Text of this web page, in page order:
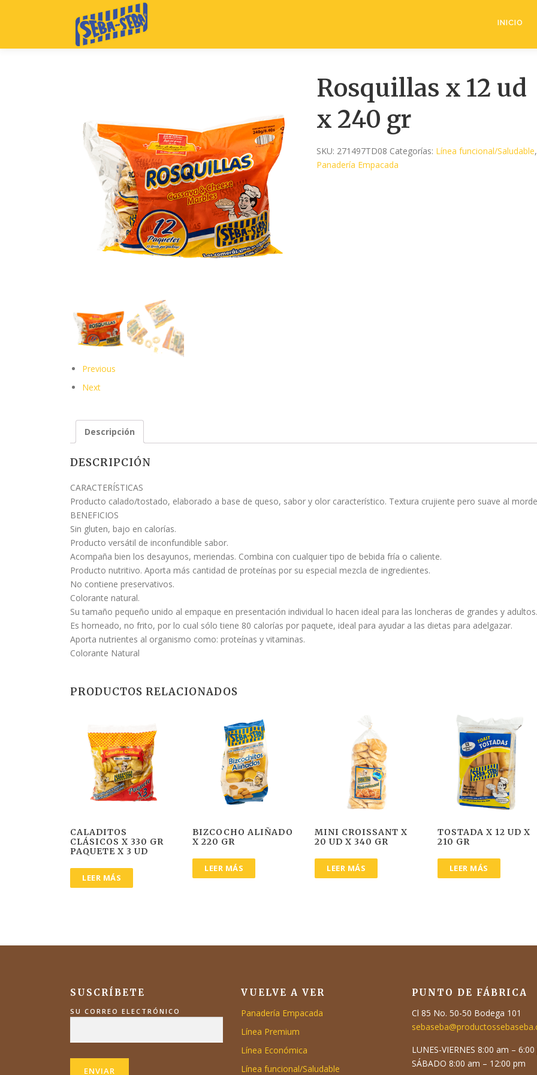
INICIO
Previous
Next
Rosquillas x 12 ud
x 240 gr
SKU: 271497TD08 Categorías: Línea funcional/Saludable,
Panadería Empacada
Descripción
DESCRIPCIÓN
CARACTERÍSTICAS
Producto calado/tostado, elaborado a base de queso, sabor y olor característico. Textura crujiente pero suave al
BENEFICIOS
Sin gluten, bajo en calorías.
Producto versátil de inconfundible sabor.
Acompaña bien los desayunos, meriendas. Combina con cualquier tipo de bebida fría o caliente.
Producto nutritivo. Aporta más cantidad de proteínas por su especial mezcla de ingredientes.
No contiene preservativos.
Colorante natural.
Su tamaño pequeño unido al empaque en presentación individual lo hacen ideal para las loncheras de grandes y adultos.
Es horneado, no frito, por lo cual sólo tiene 80 calorías por paquete, ideal para ayudar a las dietas para adelgazar.
Aporta nutrientes al organismo como: proteínas y vitaminas.
Colorante Natural
PRODUCTOS RELACIONADOS
CALADITOS
CLÁSICOS X 330 GR
PAQUETE X 3 UD
LEER MÁS
BIZCOCHO ALIÑADO
X 220 GR
LEER MÁS
MINI CROISSANT X
20 UD X 340 GR
LEER MÁS
TOSTADA X 12 UD X
210 GR
LEER MÁS
SUSCRÍBETE
SU CORREO ELECTRÓNICO
VUELVE A VER
Panadería Empacada
Línea Premium
Línea Económica
Línea funcional/Saludable
PUNTO DE FÁBRICA
Cl 85 No. 50-50 Bodega 101
LUNES-VIERNES 8:00 am –
SÁBADO 8:00 am – 12:00 pm